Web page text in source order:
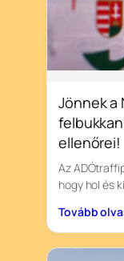
Jönnek a
ellenőrei!
Az
hogy hol és
Tovább